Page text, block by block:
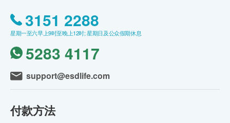
3151 2288
星期一至六早上9时至晚上12时; 星期日及公众假期休息
5283 4117
support@esdlife.com
付款方法